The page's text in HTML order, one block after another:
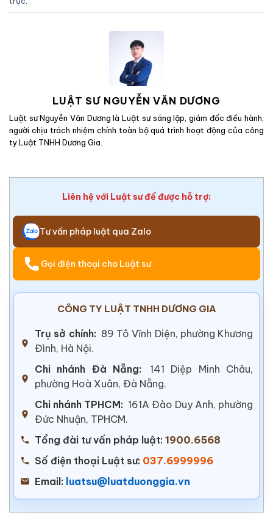
LUẬT SƯ NGUYỄN VĂN DƯƠNG
Luật sư Nguyễn Văn Dương là Luật sư sáng lập, giám đốc điều hành,
người chịu trách nhiệm chính toàn bộ quá trình hoạt động của công
ty Luật TNHH Dương Gia.
Liên hệ với Luật sư để được hỗ trợ:
Tư vấn pháp luật qua Zalo
Gọi điện thoại cho Luật sư
CÔNG TY LUẬT TNHH DƯƠNG GIA
Trụ sở chính: 89 Tô Vĩnh Diện, phường Khương
Đình, Hà Nội.
Chi nhánh Đà Nẵng:
141 Diệp Minh Châu,
phường Hoà Xuân, Đà Nẵng.
Chi nhánh TPHCM: 161A Đào Duy Anh, phường
Đức Nhuận, TPHCM.
Tổng đài tư vấn pháp luật: 1900.6568
Số điện thoại Luật sư: 037.6999996
Email: luatsu@luatduonggia.vn